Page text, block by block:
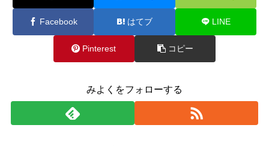
Facebook はてブ LINE
Pinterest コピー
みよくをフォローする